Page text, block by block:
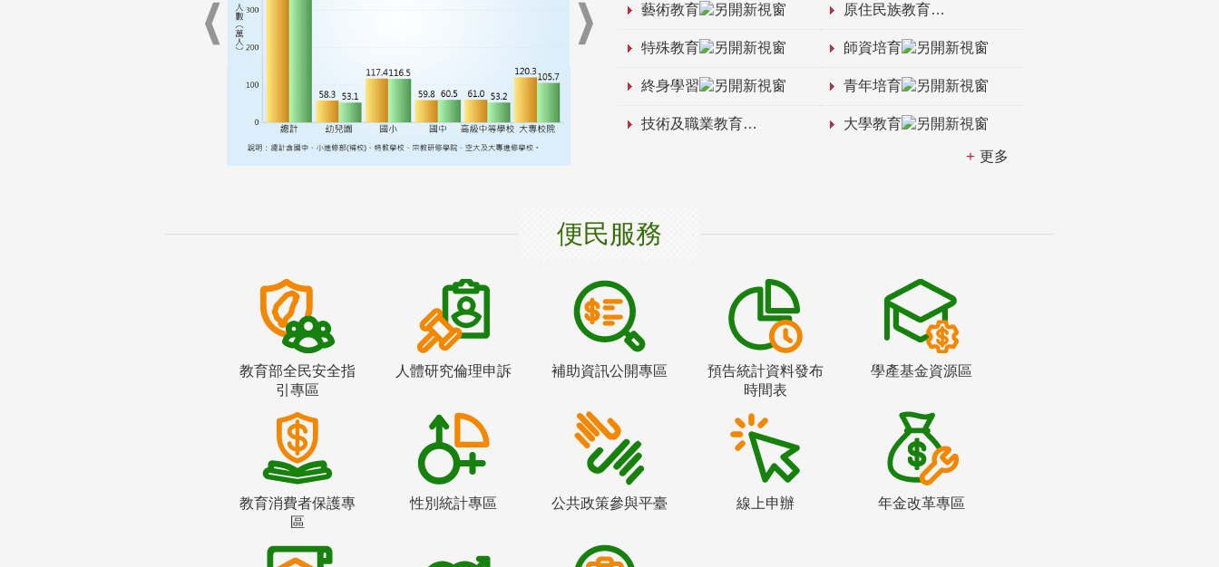
藝術教育 原住民族教育
特殊教育 師資培育
終身學習 青年培育
技術及職業教育 大學教育
更多
便民服務
教育部全民安全指
引專區
人體研究倫理申訴 補助資訊公開專區
預告統計資料發布
時間表
學產基金資源區
教育消費者保護專
區
性別統計專區 公共政策參與平臺 線上申辦 年金改革專區